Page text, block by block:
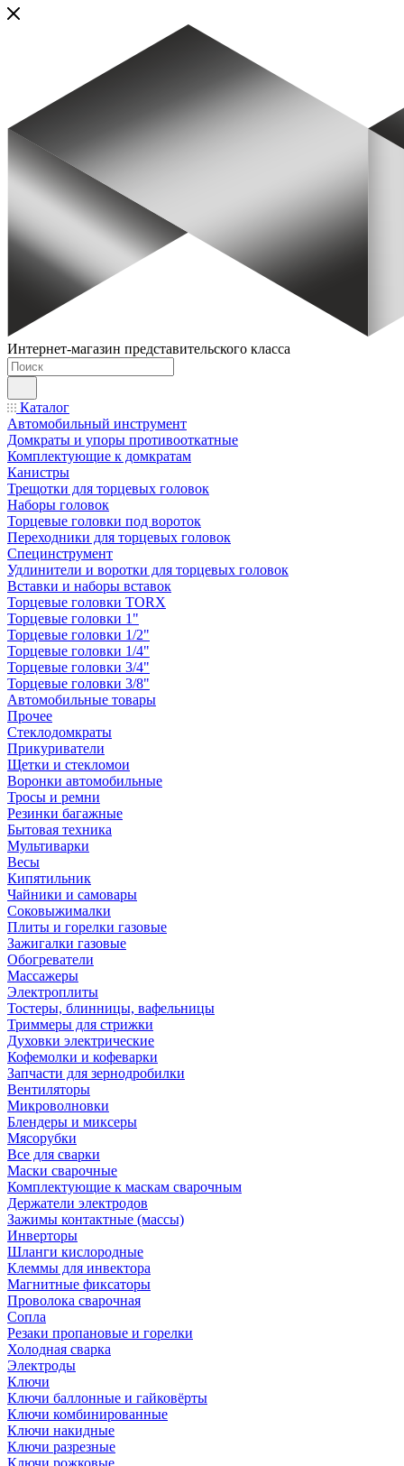
Интернет-магазин представительского класса
Каталог
Автомобильный инструмент
Домкраты и упоры противооткатные
Комплектующие к домкратам
Канистры
Трещотки для торцевых головок
Наборы головок
Торцевые головки под вороток
Переходники для торцевых головок
Специнструмент
Удлинители и воротки для торцевых головок
Вставки и наборы вставок
Торцевые головки TORX
Торцевые головки 1"
Торцевые головки 1/2"
Торцевые головки 1/4"
Торцевые головки 3/4"
Торцевые головки 3/8"
Автомобильные товары
Прочее
Стеклодомкраты
Прикуриватели
Щетки и стекломои
Воронки автомобильные
Тросы и ремни
Резинки багажные
Бытовая техника
Мультиварки
Весы
Кипятильник
Чайники и самовары
Соковыжималки
Плиты и горелки газовые
Зажигалки газовые
Обогреватели
Массажеры
Электроплиты
Тостеры, блинницы, вафельницы
Триммеры для стрижки
Духовки электрические
Кофемолки и кофеварки
Запчасти для зернодробилки
Вентиляторы
Микроволновки
Блендеры и миксеры
Мясорубки
Все для сварки
Маски сварочные
Комплектующие к маскам сварочным
Держатели электродов
Зажимы контактные (массы)
Инверторы
Шланги кислородные
Клеммы для инвектора
Магнитные фиксаторы
Проволока сварочная
Сопла
Резаки пропановые и горелки
Холодная сварка
Электроды
Ключи
Ключи баллонные и гайковёрты
Ключи комбинированные
Ключи накидные
Ключи разрезные
Ключи рожковые